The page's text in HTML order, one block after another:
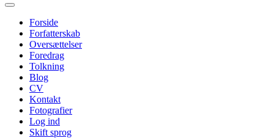
Forside
Forfatterskab
Oversættelser
Foredrag
Tolkning
Blog
CV
Kontakt
Fotografier
Log ind
Skift sprog